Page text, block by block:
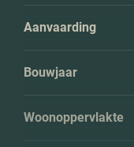
Aanvaarding
Bouwjaar
Woonoppervlakte